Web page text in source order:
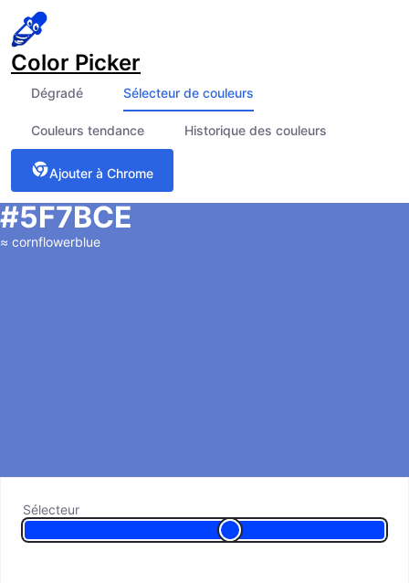
Color Picker
Dégradé Sélecteur de couleurs
Couleurs tendance Historique des couleurs
Ajouter à Chrome
#5F7BCE
≈ cornflowerblue
Sélecteur